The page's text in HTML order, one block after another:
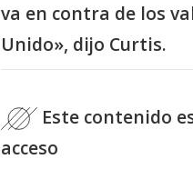
va en contra de los
Unido», dijo Curtis.
Este contenido
acceso